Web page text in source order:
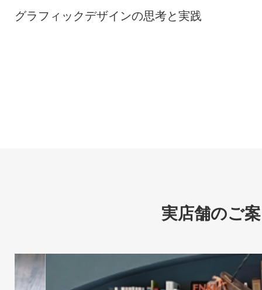
グラフィックデザインの思考と実践
実店舗のご